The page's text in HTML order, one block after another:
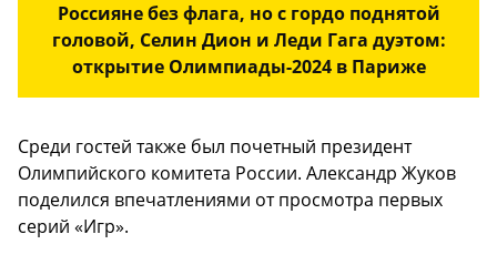
Россияне без флага, но с гордо поднятой
головой, Селин Дион и Леди Гага дуэтом:
открытие Олимпиады-2024 в Париже
Среди гостей также был почетный президент
Олимпийского комитета России. Александр Жуков
поделился впечатлениями от просмотра первых
серий «Игр».